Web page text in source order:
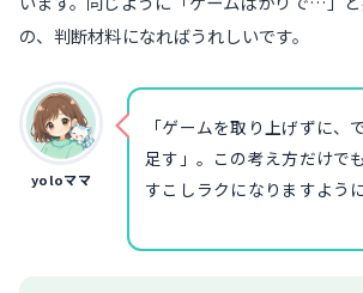
の、判断材料になればうれしいです。
yoloママ
「ゲームを取り上げずに、
足す」。この考え方だけで
すこしラクになりますよう